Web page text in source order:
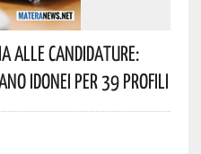
Alle Candidature:
Idonei Per 39 Profili